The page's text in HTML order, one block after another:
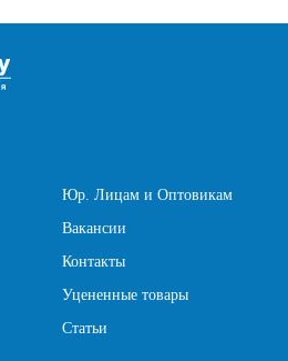
Юр. Лицам и Оптовикам
Вакансии
Контакты
Уцененные товары
Статьи